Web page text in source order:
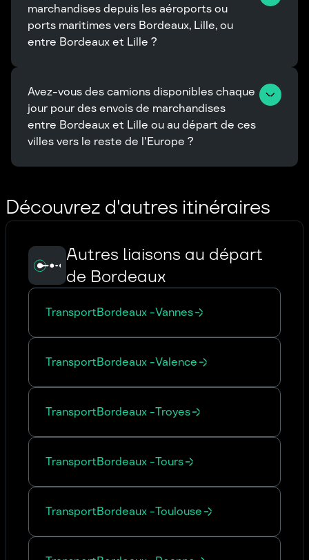
marchandises depuis les aéroports ou
ports maritimes vers Bordeaux, Lille, ou
entre Bordeaux et Lille ?
Avez-vous des camions disponibles chaque
jour pour des envois de marchandises
entre Bordeaux et Lille ou au départ de ces
villes vers le reste de l'Europe ?
Découvrez d'autres itinéraires
Autres liaisons au départ
de Bordeaux
TransportBordeaux -Vannes
TransportBordeaux -Valence
TransportBordeaux -Troyes
TransportBordeaux -Tours
TransportBordeaux -Toulouse